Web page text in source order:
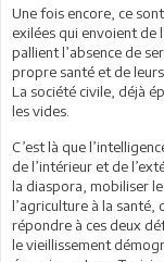
Une fois encore, ce
exilées qui envoient de
pallient l’absence de
propre santé et de
La société civile, déjà
les vides.
C’est là que
de l’intérieur et de
la diaspora, mobiliser
l’agriculture à la santé,
répondre à ces deux
le vieillissement